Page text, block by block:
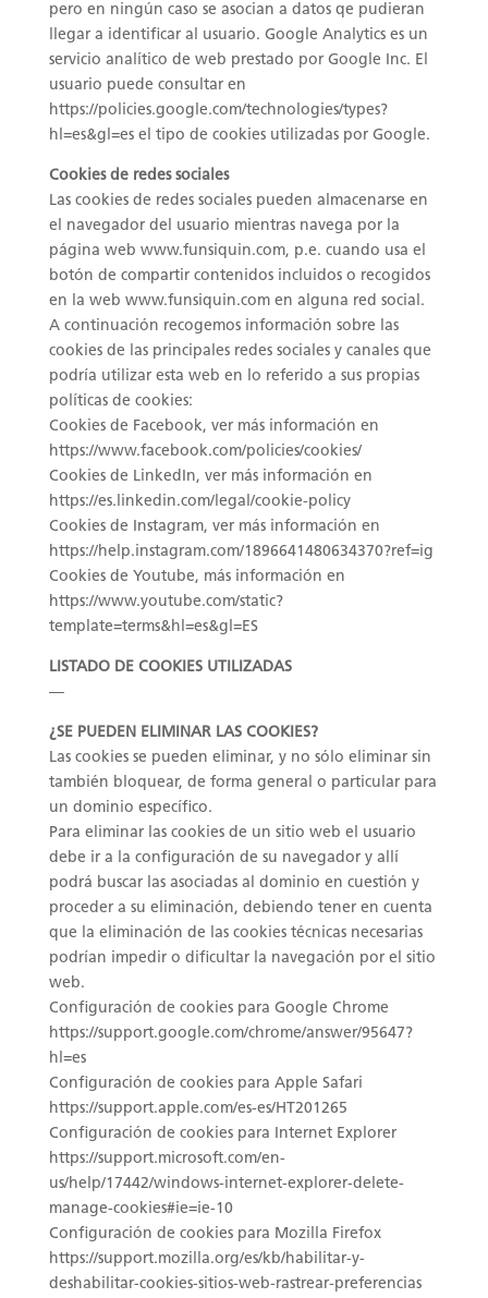
pero en ningún caso se asocian a datos qe pudieran
llegar a identificar al usuario. Google Analytics es un
servicio analítico de web prestado por Google Inc. El
usuario puede consultar en
https://policies.google.com/technologies/types?
hl=es&gl=es el tipo de cookies utilizadas por Google.
Cookies de redes sociales
Las cookies de redes sociales pueden almacenarse en
el navegador del usuario mientras navega por la
página web www.funsiquin.com, p.e. cuando usa el
botón de compartir contenidos incluidos o recogidos
en la web www.funsiquin.com en alguna red social.
A continuación recogemos información sobre las
cookies de las principales redes sociales y canales que
podría utilizar esta web en lo referido a sus propias
políticas de cookies:
Cookies de Facebook, ver más información en
https://www.facebook.com/policies/cookies/
Cookies de LinkedIn, ver más información en
https://es.linkedin.com/legal/cookie-policy
Cookies de Instagram, ver más información en
https://help.instagram.com/1896641480634370?ref=ig
Cookies de Youtube, más información en
https://www.youtube.com/static?
template=terms&hl=es&gl=ES
LISTADO DE COOKIES UTILIZADAS
—
¿SE PUEDEN ELIMINAR LAS COOKIES?
Las cookies se pueden eliminar, y no sólo eliminar sin
también bloquear, de forma general o particular para
un dominio específico.
Para eliminar las cookies de un sitio web el usuario
debe ir a la configuración de su navegador y allí
podrá buscar las asociadas al dominio en cuestión y
proceder a su eliminación, debiendo tener en cuenta
que la eliminación de las cookies técnicas necesarias
podrían impedir o dificultar la navegación por el sitio
web.
Configuración de cookies para Google Chrome
https://support.google.com/chrome/answer/95647?
hl=es
Configuración de cookies para Apple Safari
https://support.apple.com/es-es/HT201265
Configuración de cookies para Internet Explorer
https://support.microsoft.com/en-
us/help/17442/windows-internet-explorer-delete-
manage-cookies#ie=ie-10
Configuración de cookies para Mozilla Firefox
https://support.mozilla.org/es/kb/habilitar-y-
deshabilitar-cookies-sitios-web-rastrear-preferencias